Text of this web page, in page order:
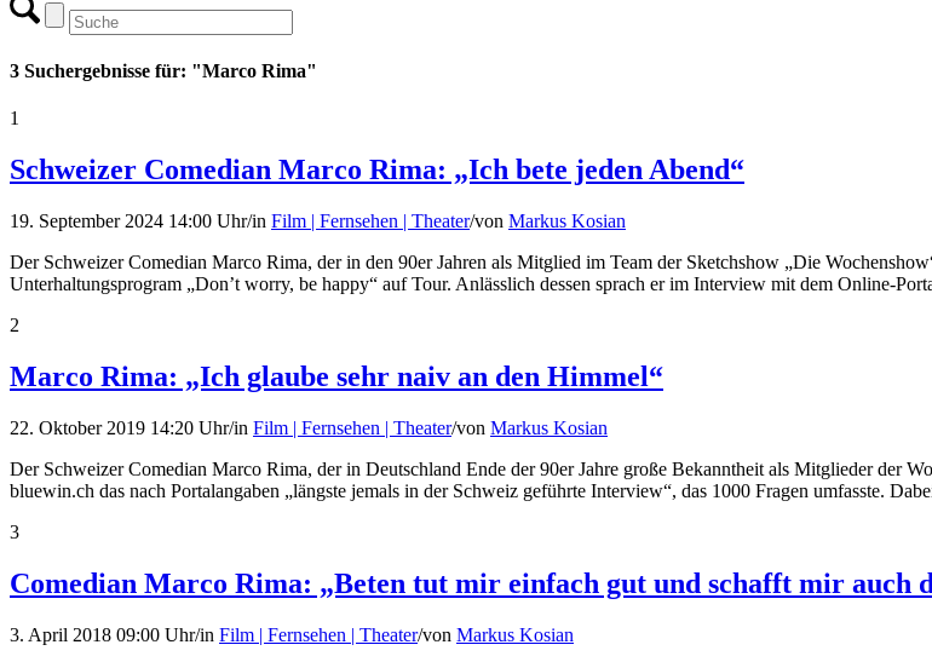
3 Suchergebnisse für: "Marco Rima"
1
Schweizer Comedian Marco Rima: „Ich bete jeden Abend“
19. September 2024 14:00 Uhr/in Film | Fernsehen | Theater/von Markus Kosian
Der Schweizer Comedian Marco Rima, der in den 90er Jahren als Mitglied im Team der Sketchshow „Die
Unterhaltungsprogram „Don’t worry, be happy“ auf Tour. Anlässlich dessen sprach er im Interview mit dem Online-
2
Marco Rima: „Ich glaube sehr naiv an den Himmel“
22. Oktober 2019 14:20 Uhr/in Film | Fernsehen | Theater/von Markus Kosian
Der Schweizer Comedian Marco Rima, der in Deutschland Ende der 90er Jahre große Bekanntheit als Mitglieder der
bluewin.ch das nach Portalangaben „längste jemals in der Schweiz geführte Interview“, das 1000 Fragen umfasste.
3
Comedian Marco Rima: „Beten tut mir einfach gut und schafft mir auch
3. April 2018 09:00 Uhr/in Film | Fernsehen | Theater/von Markus Kosian